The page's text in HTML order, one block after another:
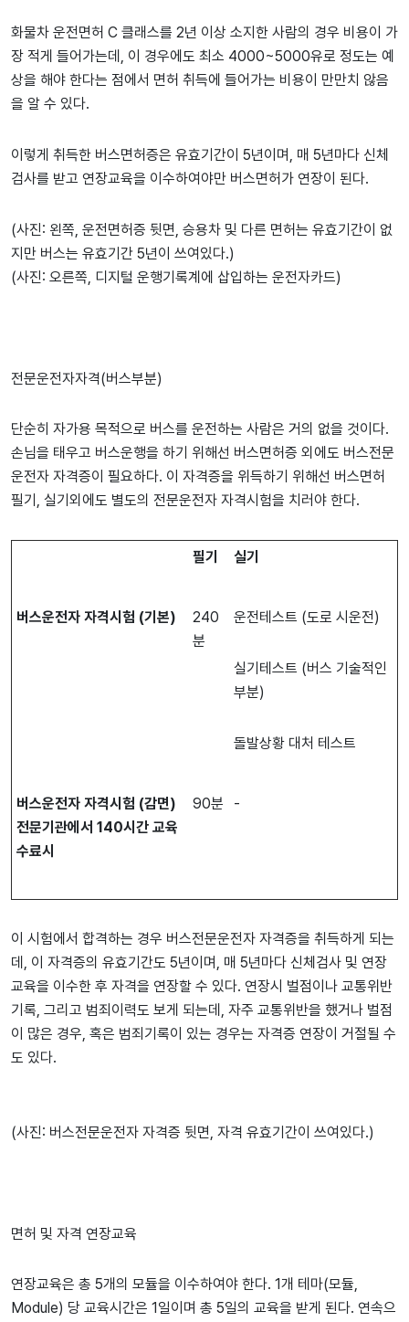
화물차 운전면허 C 클래스를 2년 이상 소지한 사람의 경우 비용이 가
장 적게 들어가는데, 이 경우에도 최소 4000~5000유로 정도는 예
상을 해야 한다는 점에서 면허 취득에 들어가는 비용이 만만치 않음
을 알 수 있다.
이렇게 취득한 버스면허증은 유효기간이 5년이며, 매 5년마다 신체
검사를 받고 연장교육을 이수하여야만 버스면허가 연장이 된다.
(사진: 왼쪽, 운전면허증 뒷면, 승용차 및 다른 면허는 유효기간이 없
지만 버스는 유효기간 5년이 쓰여있다.)
(사진: 오른쪽, 디지털 운행기록계에 삽입하는 운전자카드)
전문운전자자격(버스부분)
단순히 자가용 목적으로 버스를 운전하는 사람은 거의 없을 것이다.
손님을 태우고 버스운행을 하기 위해선 버스면허증 외에도 버스전문
운전자 자격증이 필요하다. 이 자격증을 위득하기 위해선 버스면허
필기, 실기외에도 별도의 전문운전자 자격시험을 치러야 한다.
필기 실기
버스운전자 자격시험 (기본)
240
분
운전테스트 (도로 시운전)
실기테스트 (버스 기술적인
부분)
돌발상황 대처 테스트
버스운전자 자격시험 (감면)
전문기관에서 140시간 교육
수료시
90분 -
이 시험에서 합격하는 경우 버스전문운전자 자격증을 취득하게 되는
데, 이 자격증의 유효기간도 5년이며, 매 5년마다 신체검사 및 연장
교육을 이수한 후 자격을 연장할 수 있다. 연장시 벌점이나 교통위반
기록, 그리고 범죄이력도 보게 되는데, 자주 교통위반을 했거나 벌점
이 많은 경우, 혹은 범죄기록이 있는 경우는 자격증 연장이 거절될 수
도 있다.
(사진: 버스전문운전자 자격증 뒷면, 자격 유효기간이 쓰여있다.)
면허 및 자격 연장교육
연장교육은 총 5개의 모듈을 이수하여야 한다. 1개 테마(모듈,
Module) 당 교육시간은 1일이며 총 5일의 교육을 받게 된다. 연속으